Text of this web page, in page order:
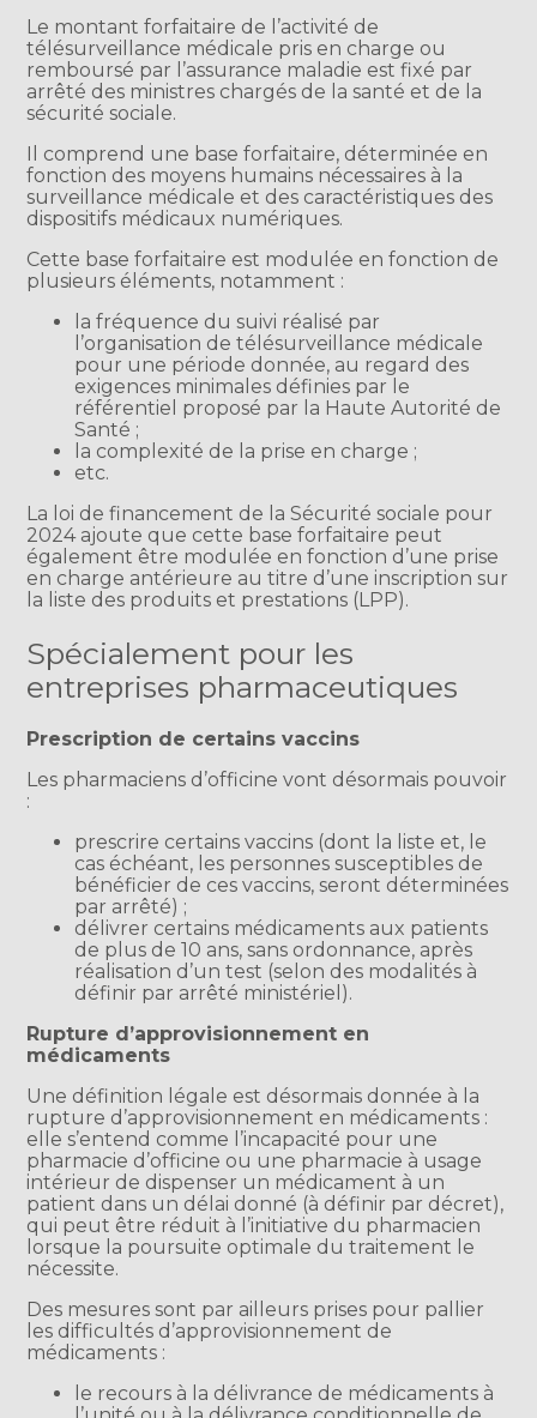
Le montant forfaitaire de l’activité de
télésurveillance médicale pris en charge ou
remboursé par l’assurance maladie est fixé par
arrêté des ministres chargés de la santé et de la
sécurité sociale.
Il comprend une base forfaitaire, déterminée en
fonction des moyens humains nécessaires à la
surveillance médicale et des caractéristiques des
dispositifs médicaux numériques.
Cette base forfaitaire est modulée en fonction de
plusieurs éléments, notamment :
la fréquence du suivi réalisé par
l’organisation de télésurveillance médicale
pour une période donnée, au regard des
exigences minimales définies par le
référentiel proposé par la Haute Autorité de
Santé ;
la complexité de la prise en charge ;
etc.
La loi de financement de la Sécurité sociale pour
2024 ajoute que cette base forfaitaire peut
également être modulée en fonction d’une prise
en charge antérieure au titre d’une inscription sur
la liste des produits et prestations (LPP).
Spécialement pour les
entreprises pharmaceutiques
Prescription de certains vaccins
Les pharmaciens d’officine vont désormais pouvoir
:
prescrire certains vaccins (dont la liste et, le
cas échéant, les personnes susceptibles de
bénéficier de ces vaccins, seront déterminées
par arrêté) ;
délivrer certains médicaments aux patients
de plus de 10 ans, sans ordonnance, après
réalisation d’un test (selon des modalités à
définir par arrêté ministériel).
Rupture d’approvisionnement en
médicaments
Une définition légale est désormais donnée à la
rupture d’approvisionnement en médicaments :
elle s’entend comme l’incapacité pour une
pharmacie d’officine ou une pharmacie à usage
intérieur de dispenser un médicament à un
patient dans un délai donné (à définir par décret),
qui peut être réduit à l’initiative du pharmacien
lorsque la poursuite optimale du traitement le
nécessite.
Des mesures sont par ailleurs prises pour pallier
les difficultés d’approvisionnement de
médicaments :
le recours à la délivrance de médicaments à